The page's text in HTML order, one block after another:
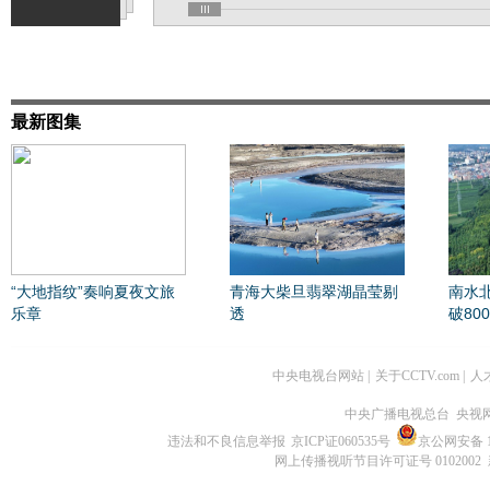
最新图集
“大地指纹”奏响夏夜文旅
乐章
青海大柴旦翡翠湖晶莹剔
透
南水
破
中央电视台网站 关于CCTV.com 人
中央广播电视总台 央视
违法和不良信息举报 京ICP证060535号
京公网安备
网上传播视听节目许可证号 0102002